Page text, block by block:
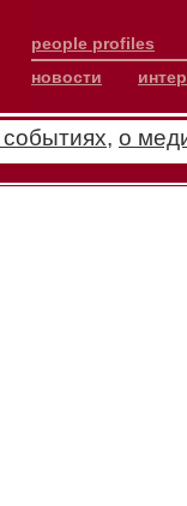
people profiles
новости
, о